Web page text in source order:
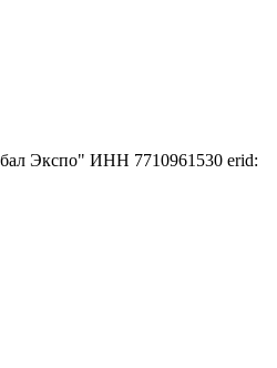
Экспо" ИНН 7710961530 erid: